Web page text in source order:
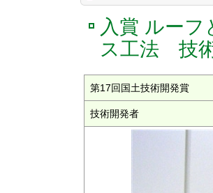
入賞 ルー
ス工法 技
第17回国土技術開発賞
技術開発者